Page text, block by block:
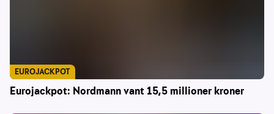
Eurojackpot: Nordmann vant 15,5 millioner kroner
EUROJACKPOT